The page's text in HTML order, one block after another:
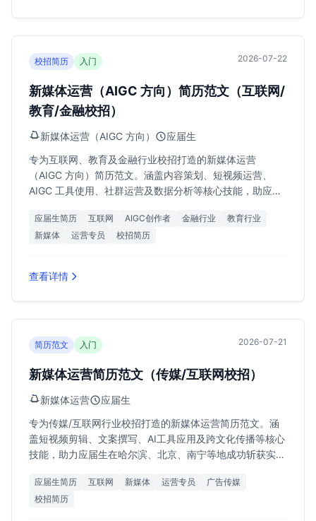
校招简历 入门 2026-07-22
新媒体运营（AIGC 方向）简历范文（互联网/
教育/金融校招）
新媒体运营（AIGC 方向）
应届生
专为互联网、教育及金融行业校招打造的新媒体运营
（AIGC 方向）简历范文。涵盖内容策划、短视频运营、
AIGC 工具使用、社群运营及数据分析等核心技能，助应届
应届生简历 互联网 AIGC创作者 金融行业
教育行业
新媒体
运营专员 校招简历
查看详情
简历范文 入门 2026-07-21
新媒体运营简历范文（传媒/互联网校招）
新媒体运营
应届生
专为传媒/互联网行业校招打造的新媒体运营简历范文。涵
盖短视频剪辑、文案撰写、AI工具应用及跨文化传播等核心
技能，助力应届生在哈尔滨、北京、南宁等地成功斩获实习
应届生简历 互联网 新媒体 运营专员
广告传媒
校招简历